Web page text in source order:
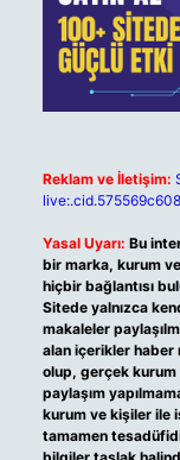
Reklam ve İletişim:
Yasal Uyarı: Bu
bir marka, kurum
hiçbir bağlantısı
Sitede yalnızca
makaleler
alan içerikler haber
olup, gerçek kurum
paylaşım
kurum ve kişiler ile
tamamen